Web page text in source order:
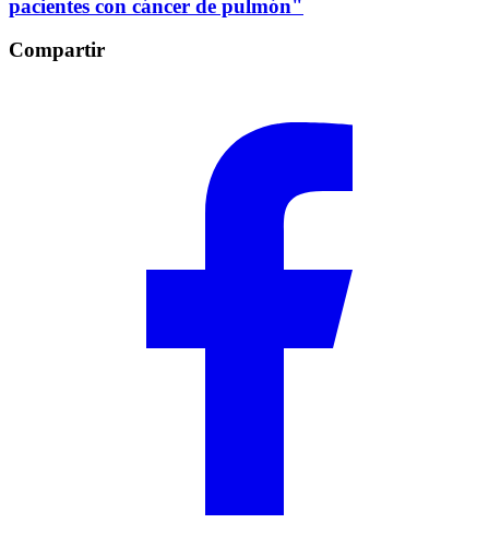
pacientes con cáncer de pulmón"
Compartir